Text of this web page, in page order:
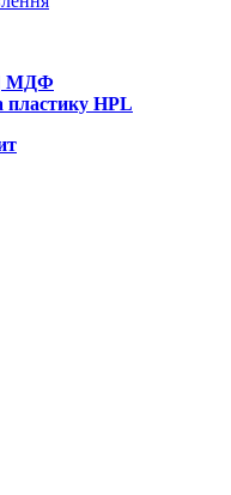
| МДФ
пластику HPL